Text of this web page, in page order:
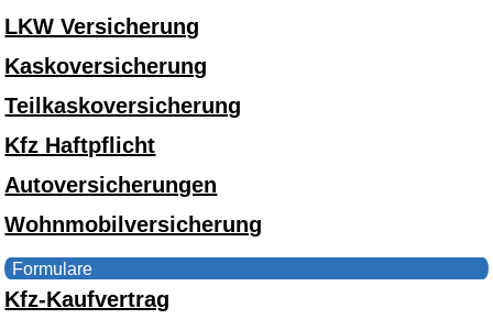
LKW Versicherung
Kaskoversicherung
Teilkaskoversicherung
Kfz Haftpflicht
Autoversicherungen
Wohnmobilversicherung
Formulare
Kfz-Kaufvertrag